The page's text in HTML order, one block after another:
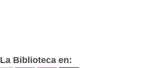
La Biblioteca en: